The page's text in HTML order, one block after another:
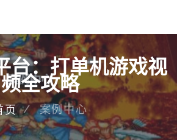
台：打单机游戏视
频全攻略
页 案例中心